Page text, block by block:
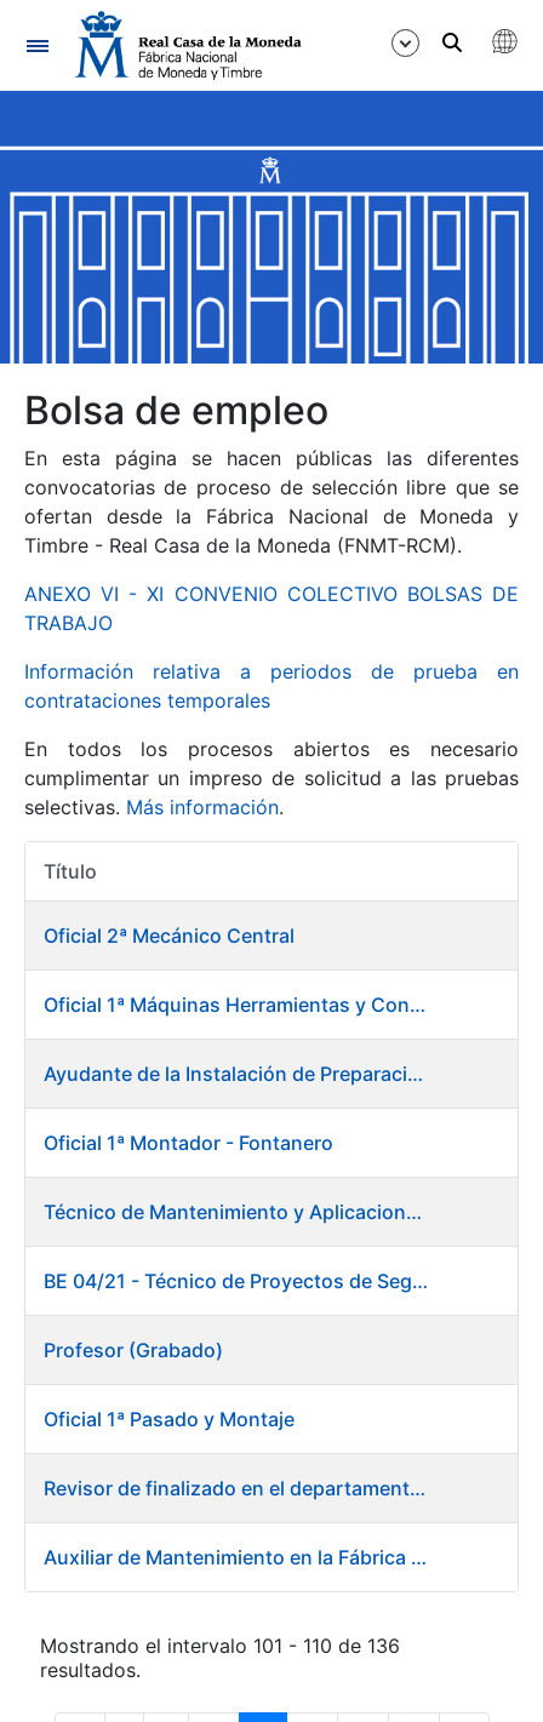
Navegación
Mostrar/Ocultar
Mostrar/Ocultar
Mostrar/Ocultar
Mostrar/Ocultar
Mostrar/Ocultar
Mostrar/Ocultar
Mostrar/Ocultar
Bolsa de empleo
En esta página se hacen públicas las diferentes
convocatorias de proceso de selección libre que se
ofertan desde la Fábrica Nacional de Moneda y
Timbre - Real Casa de la Moneda (FNMT-RCM).
ANEXO VI - XI CONVENIO COLECTIVO BOLSAS DE
TRABAJO
Información relativa a periodos de prueba en
contrataciones temporales
En todos los procesos abiertos es necesario
cumplimentar un impreso de solicitud a las pruebas
selectivas. Más información.
Título
Oficial 2ª Mecánico Central
Oficial 1ª Máquinas Herramientas y Control Numérico
Ayudante de la Instalación de Preparación de Pastas
Oficial 1ª Montador - Fontanero
Técnico de Mantenimiento y Aplicaciones Industriales
BE 04/21 - Técnico de Proyectos de Seguridad
Profesor (Grabado)
Oficial 1ª Pasado y Montaje
Revisor de finalizado en el departamento Fábrica de Papel - Burgos
Auxiliar de Mantenimiento en la Fábrica de Papel de Burgos
Mostrando el intervalo 101 - 110 de 136
resultados.